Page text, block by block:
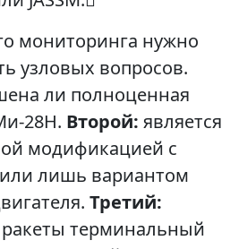
мониторинга нужно
узловых вопросов.
ли полноценная
Второй: является
модификацией с
лишь вариантом
Третий:
ракеты терминальный